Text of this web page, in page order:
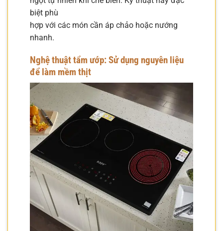
biệt phù
hợp với các món cần áp chảo hoặc nướng
nhanh.
Nghệ thuật tẩm ướp: Sử dụng nguyên liệu
để làm mềm thịt